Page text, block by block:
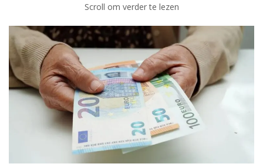
Scroll om verder te lezen